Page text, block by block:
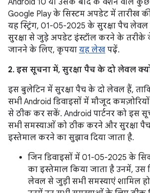
Android 10 या उसके बाद के वर्शन वाले
Google Play के सिस्टम अपडेट में तारीख की
यह स्ट्रिंग, 01-05-2025 के सुरक्षा पैच
सुरक्षा से जुड़े अपडेट इंस्टॉल करने के तरीके
जानने के लिए, कृपया यह लेख पढ़ें.
2. इस सूचना में, सुरक्षा पैच के दो लेवल
इस बुलेटिन में सुरक्षा पैच के दो लेवल हैं, ताकि
सभी Android डिवाइसों में मौजूद
से ठीक कर सकें. Android पार्टनर को इस
सभी समस्याओं को ठीक करने और सुरक्षा
इस्तेमाल करने का सुझाव दिया जाता है.
जिन डिवाइसों में 01-05-2025 के
का इस्तेमाल किया जाता है उनमें, उस
लेवल से जुड़ी सभी समस्याएं शामिल